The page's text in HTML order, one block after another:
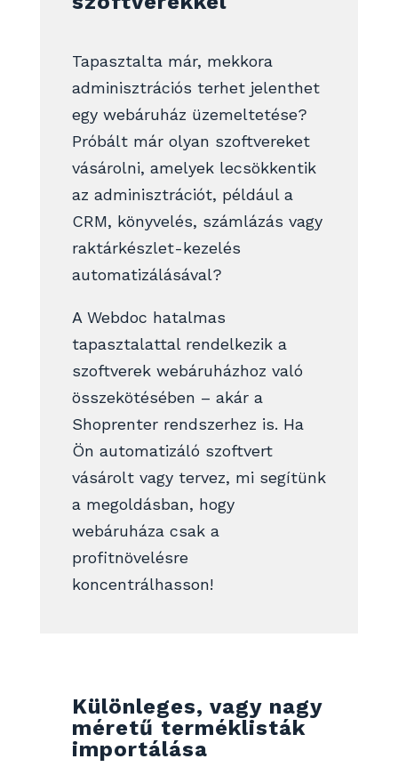
Tapasztalta már, mekkora
adminisztrációs terhet jelenthet
egy webáruház üzemeltetése?
Próbált már olyan szoftvereket
vásárolni, amelyek lecsökkentik
az adminisztrációt, például a
CRM, könyvelés, számlázás vagy
raktárkészlet-kezelés
automatizálásával?
A Webdoc hatalmas
tapasztalattal rendelkezik a
szoftverek webáruházhoz való
összekötésében – akár a
Shoprenter rendszerhez is. Ha
Ön automatizáló szoftvert
vásárolt vagy tervez, mi segítünk
a megoldásban, hogy
webáruháza csak a
profitnövelésre
koncentrálhasson!
Különleges, vagy nagy
méretű terméklisták
importálása